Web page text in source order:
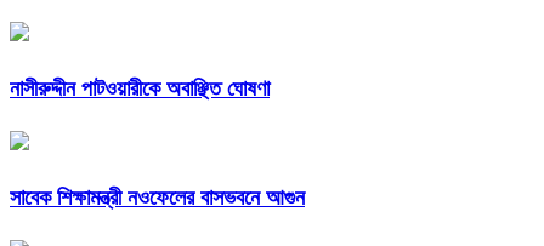
নাসীরুদ্দীন পাটওয়ারীকে অবাঞ্ছিত ঘোষণা
সাবেক শিক্ষামন্ত্রী নওফেলের বাসভবনে আগুন